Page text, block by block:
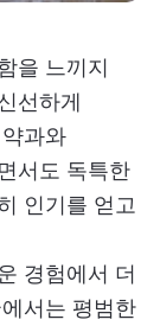
을 느끼지
선하게
과와
서도 독특한
인기를 얻고
경험에서 더
서는 평범한